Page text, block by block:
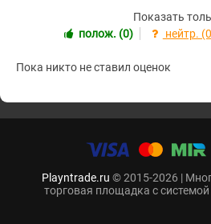
Показать
полож. (0)
нейтр.
Пока никто не ставил оценок
Playntrade.ru © 2015-2026 |
торговая площадка с